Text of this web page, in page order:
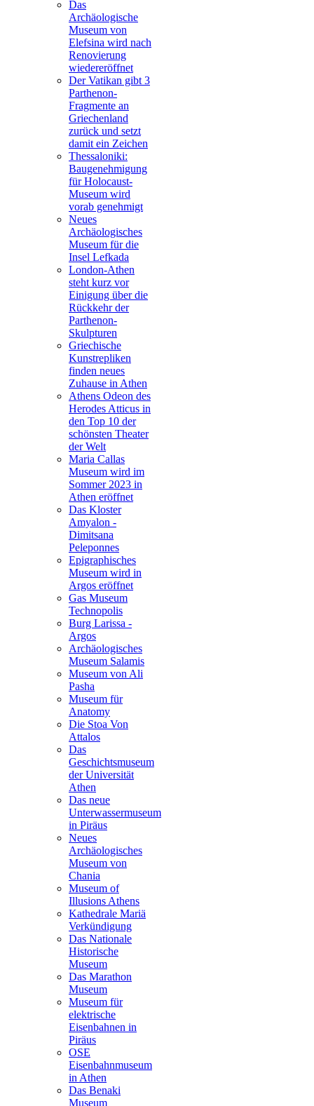
Das
Archäologische
Museum von
Elefsina wird nach
Renovierung
wiedereröffnet
Der Vatikan gibt 3
Parthenon-
Fragmente an
Griechenland
zurück und setzt
damit ein Zeichen
Thessaloniki:
Baugenehmigung
für Holocaust-
Museum wird
vorab genehmigt
Neues
Archäologisches
Museum für die
Insel Lefkada
London-Athen
steht kurz vor
Einigung über die
Rückkehr der
Parthenon-
Skulpturen
Griechische
Kunstrepliken
finden neues
Zuhause in Athen
Athens Odeon des
Herodes Atticus in
den Top 10 der
schönsten Theater
der Welt
Maria Callas
Museum wird im
Sommer 2023 in
Athen eröffnet
Das Kloster
Amyalon -
Dimitsana
Peleponnes
Epigraphisches
Museum wird in
Argos eröffnet
Gas Museum
Technopolis
Burg Larissa -
Argos
Archäologisches
Museum Salamis
Museum von Ali
Pasha
Museum für
Anatomy
Die Stoa Von
Attalοs
Das
Geschichtsmuseum
der Universität
Athen
Das neue
Unterwassermuseum
in Piräus
Neues
Archäologisches
Museum von
Chania
Museum of
Illusions Athens
Kathedrale Mariä
Verkündigung
Das Nationale
Historische
Museum
Das Marathon
Museum
Museum für
elektrische
Eisenbahnen in
Piräus
OSE
Eisenbahnmuseum
in Athen
Das Benaki
Museum